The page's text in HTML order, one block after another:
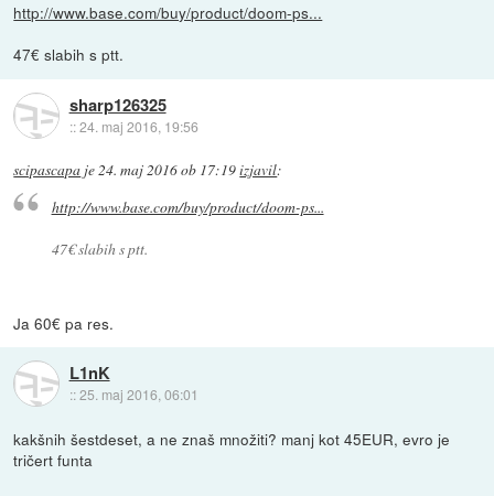
http://www.base.com/buy/product/doom-ps...
47€ slabih s ptt.
sharp126325
::24. maj 2016, 19:56
scipascapa je24. maj 2016 ob 17:19izjavil:
http://www.base.com/buy/product/doom-ps...
47€ slabih s ptt.
Ja 60€ pa res.
L1nK
::25. maj 2016, 06:01
kakšnih šestdeset, a ne znaš množiti? manj kot 45EUR, evro je
tričert funta